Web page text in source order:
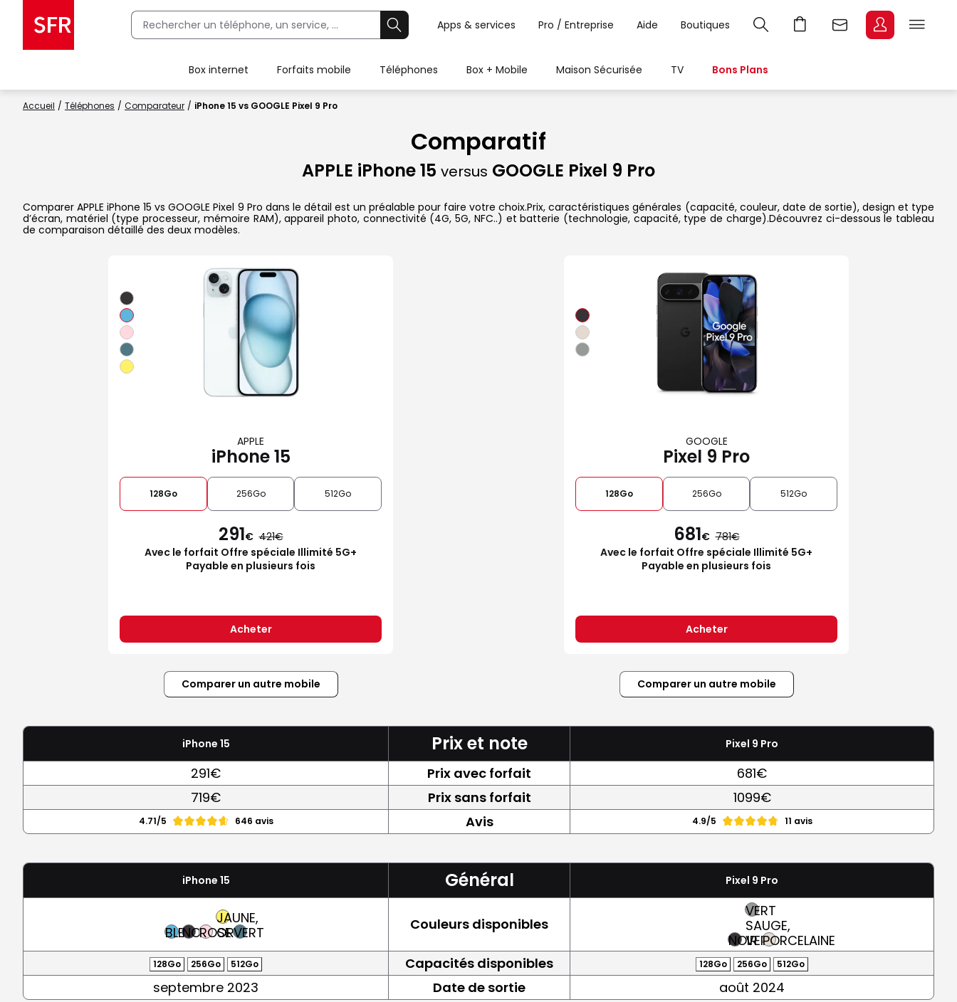
Apps & services Pro / Entreprise Aide Boutiques
Box internet Forfaits mobile Téléphones Box + Mobile Maison Sécurisée TV Bons Plans
Accueil Téléphones Comparateur iPhone 15 vs GOOGLE Pixel 9 Pro
Comparatif
APPLE iPhone 15 versus GOOGLE Pixel 9 Pro
Comparer APPLE iPhone 15 vs GOOGLE Pixel 9 Pro dans le détail est un préalable pour faire votre choix.Prix, caractéristiques générales (capacité, couleur, date de sortie), design et type
d’écran, matériel (type processeur, mémoire RAM), appareil photo, connectivité (4G, 5G, NFC..) et batterie (technologie, capacité, type de charge).Découvrez ci-dessous le tableau
de comparaison détaillé des deux modèles.
APPLE
iPhone 15
128Go 256Go 512Go
291€ 421
Avec le forfait Offre spéciale Illimité 5G+
Payable en plusieurs fois
Acheter
GOOGLE
Pixel 9 Pro
128Go 256Go 512Go
681€ 781
Avec le forfait Offre spéciale Illimité 5G+
Payable en plusieurs fois
Acheter
Comparer un autre mobile Comparer un autre mobile
iPhone 15 Prix et note Pixel 9 Pro
291€ Prix avec forfait
681€
719€
Prix sans forfait 1099€
4.71/5 646 avis Avis 4.9/5 11 avis
iPhone 15 Général Pixel 9 Pro
BLEUNOIRROSE
JAUNE,
ORVERT
Couleurs disponibles
NOIR
VERT
SAUGE,
VERTPORCELAINE
128Go 256Go 512Go Capacités disponibles 128Go 256Go 512Go
septembre 2023 Date de sortie août 2024